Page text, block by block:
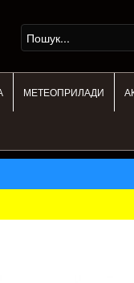
МЕТЕОПРИЛАДИ